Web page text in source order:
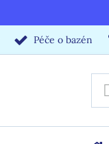
Péče o bazén